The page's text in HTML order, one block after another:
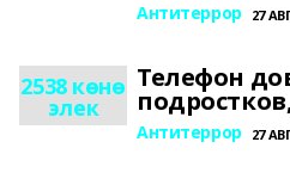
Антитеррор 27
2538 көнө
элек
Телефон
Антитеррор 27